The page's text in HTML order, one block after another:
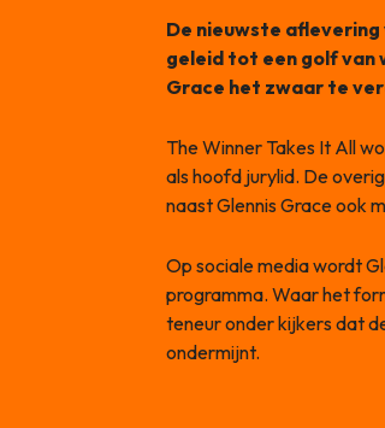
De nieuwste
geleid tot een golf van
Grace het zwaar te
The Winner Takes It All
als hoofd jurylid. De
naast Glennis Grace ook
Op sociale media wordt
programma. Waar het
teneur onder kijkers dat
ondermijnt.